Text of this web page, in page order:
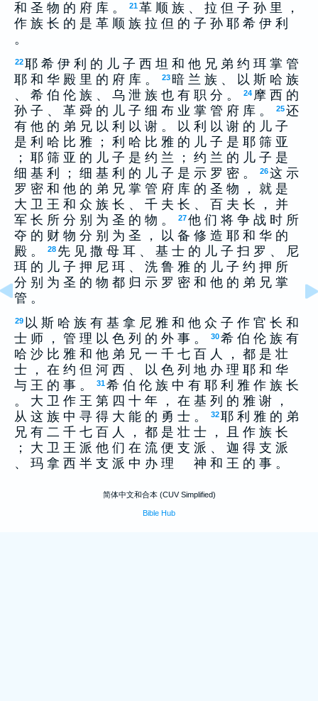
和 圣 物 的 府 库 。
21革 顺 族 、 拉 但 子 孙 里 ，
作 族 长 的 是 革 顺 族 拉 但 的 子 孙 耶 希 伊 利
。
22耶 希 伊 利 的 儿 子 西 坦 和 他 兄 弟 约 珥 掌 管
耶 和 华 殿 里 的 府 库 。
23 暗 兰 族 、 以 斯 哈 族
、 希 伯 伦 族 、 乌 泄 族 也 有 职 分 。
24 摩 西 的
孙 子 、 革 舜 的 儿 子 细 布 业 掌 管 府 库 。
25还
有 他 的 弟 兄 以 利 以 谢 。 以 利 以 谢 的 儿 子
是 利 哈 比 雅 ； 利 哈 比 雅 的 儿 子 是 耶 筛 亚
； 耶 筛 亚 的 儿 子 是 约 兰 ； 约 兰 的 儿 子 是
细 基 利 ； 细 基 利 的 儿 子 是 示 罗 密 。
26这 示
罗 密 和 他 的 弟 兄 掌 管 府 库 的 圣 物 ， 就 是
大 卫 王 和 众 族 长 、 千 夫 长 、 百 夫 长 ， 并
军 长 所 分 别 为 圣 的 物 。
27他 们 将 争 战 时 所
夺 的 财 物 分 别 为 圣 ， 以 备 修 造 耶 和 华 的
殿 。
28 先 见 撒 母 耳 、 基 士 的 儿 子 扫 罗 、 尼
珥 的 儿 子 押 尼 珥 、 洗 鲁 雅 的 儿 子 约 押 所
分 别 为 圣 的 物 都 归 示 罗 密 和 他 的 弟 兄 掌
管 。
29 以 斯 哈 族 有 基 拿 尼 雅 和 他 众 子 作 官 长 和
士 师 ， 管 理 以 色 列 的 外 事 。
30希 伯 伦 族 有
哈 沙 比 雅 和 他 弟 兄 一 千 七 百 人 ， 都 是 壮
士 ， 在 约 但 河 西 、 以 色 列 地 办 理 耶 和 华
与 王 的 事 。
31希 伯 伦 族 中 有 耶 利 雅 作 族 长
。 大 卫 作 王 第 四 十 年 ， 在 基 列 的 雅 谢 ，
从 这 族 中 寻 得 大 能 的 勇 士 。
32耶 利 雅 的 弟
兄 有 二 千 七 百 人 ， 都 是 壮 士 ， 且 作 族 长
； 大 卫 王 派 他 们 在 流 便 支 派 、 迦 得 支 派
、 玛 拿 西 半 支 派 中 办 理 神 和 王 的 事 。
简体中文和合本 (CUV Simplified)
Bible Hub